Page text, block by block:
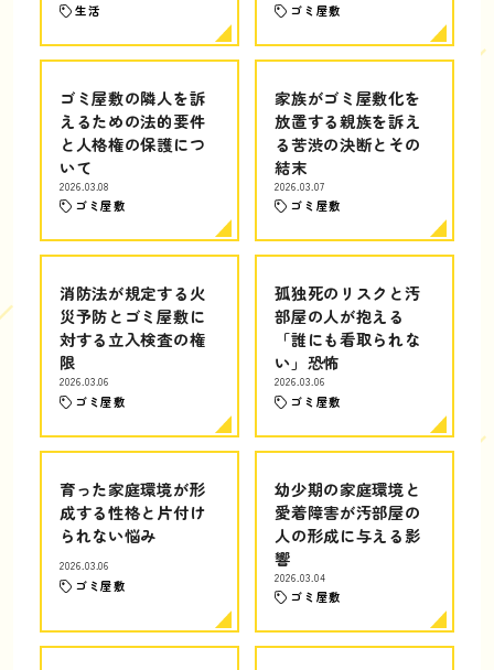
生活 ゴミ屋敷
ゴミ屋敷の隣人を訴
えるための法的要件
と人格権の保護につ
いて
2026.03.08
ゴミ屋敷
家族がゴミ屋敷化を
放置する親族を訴え
る苦渋の決断とその
結末
2026.03.07
ゴミ屋敷
消防法が規定する火
災予防とゴミ屋敷に
対する立入検査の権
限
2026.03.06
ゴミ屋敷
孤独死のリスクと汚
部屋の人が抱える
「誰にも看取られな
い」恐怖
2026.03.06
ゴミ屋敷
育った家庭環境が形
成する性格と片付け
られない悩み
2026.03.06
ゴミ屋敷
幼少期の家庭環境と
愛着障害が汚部屋の
人の形成に与える影
響
2026.03.04
ゴミ屋敷